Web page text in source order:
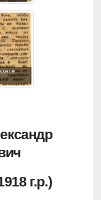
г.р.)